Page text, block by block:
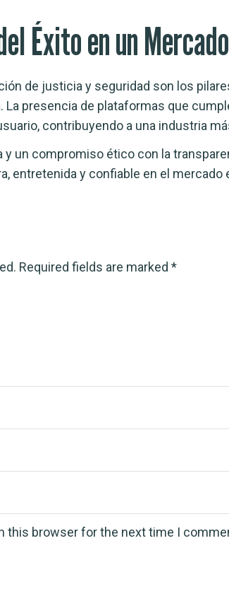
Éxito en un
de justicia y seguridad son los
La presencia de plataformas que
contribuyendo a una industria
un compromiso ético con la
entretenida y confiable en el mercado
Required fields are marked *
this browser for the next time I